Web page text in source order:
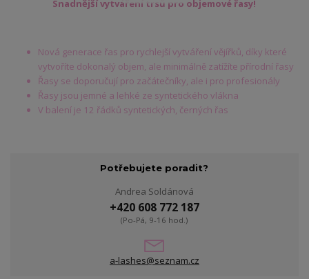
Snadnější vytváření trsů pro objemové řasy!
Nová generace řas pro rychlejší vytváření vějířků, díky které
vytvoříte dokonalý objem, ale minimálně zatížíte přírodní řasy
Řasy se doporučují pro začátečníky, ale i pro profesionály
Řasy jsou jemné a lehké ze syntetického vlákna
V balení je 12 řádků syntetických, černých řas
Potřebujete poradit?
Andrea Soldánová
+420 608 772 187
(Po-Pá, 9-16 hod.)
a-lashes@seznam.cz